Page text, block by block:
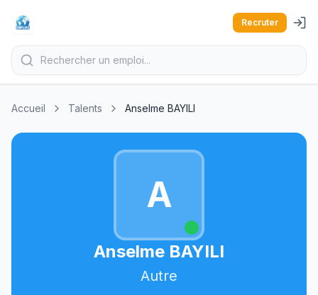
Recruter
Accueil Talents Anselme BAYILI
A
Anselme BAYILI
Autre